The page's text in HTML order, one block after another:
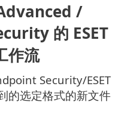
/
的 ESET
作流
Security/ESET
的选定格式的新文件